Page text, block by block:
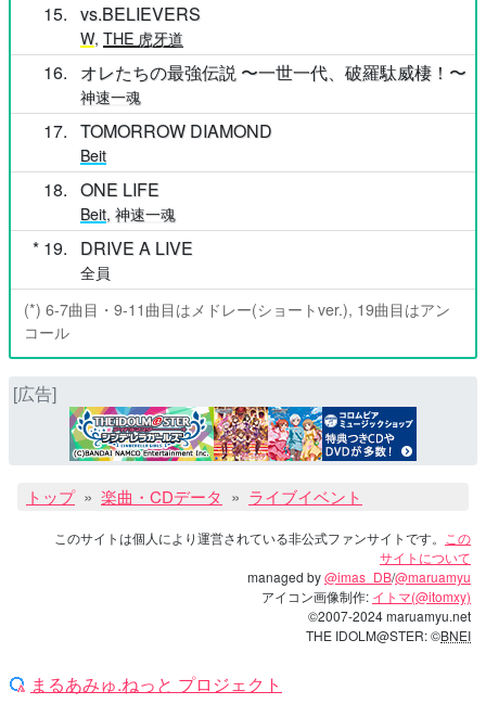
15 vs.BELIEVERS
W, THE 虎牙道
16 オレたちの最強伝説 〜一世一代、破羅駄威棲！〜
神速一魂
17 TOMORROW DIAMOND
Beit
18 ONE LIFE
Beit, 神速一魂
19 DRIVE A LIVE
全員
(*) 6-7曲目・9-11曲目はメドレー(ショートver.), 19曲目はアン
コール
[広告]
トップ 楽曲・CDデータ ライブイベント
このサイトは個人により運営されている非公式ファンサイトです。
この
サイトについて
managed by@imas_DB/@maruamyu
アイコン画像制作: イトマ(@itomxy)
©2007-2024 maruamyu.net
THE IDOLM@STER: ©BNEI
まるあみゅ.ねっと プロジェクト